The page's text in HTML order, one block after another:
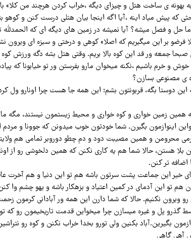
بهونه ی ساخت هتل و چیزای دیگه ،خراب کردن هرچند من کلا»
که پیش میاد اینه ،آیا اگه اینجا بیان هتلی درست کنن و
حل و فصل میشه؟ آیا نمیشه در زمین های دیگه ای که الحمدلله
فرضو بر این میگیریم که اصلا» کوهی و درختی و سبزه ای ویرون
جمعه ور قد این کوه بالا بریم. وقتی هتل بشه دگه ورزش
و خرم باشیم ،نکنه میخوان مارو بفرستن ور تو خیابونا که
ی مصنوعی بسازن؟
دوستا بگه، قربونتون بشم؛ این همه جا هست چرا اونارو ول
همین زمین خواری و کوه خواری و محیط زیستمون نیستند، مگه ما
اینوازمون بگیرن. شما خودتون خوب میدونن که جوونا و مردم
محرومن و همین مصیبت دود و دم چطو دوروبر تمامی هم
بلا هستن، حالا شما هم یه کاری نکنن که همین دلخوشی رو از
اضافه تر کنن.
خیر این جماعت پشت سرتون باشه هم تو این دنیا و هم آخرت
تو این آدمای در کمین اعتیاد و بزهکار باشه و یهو چشم وا
ویرون نکنیم. حالا که شما دارن این همه ور آبادانی کرمون
گذرو پل و غیره میسازن چرا میخواین قدمت تاریخیمون رو
بگیرین.آباد بکنین ولی تورو بخدا خراب نکنن و کوه رو